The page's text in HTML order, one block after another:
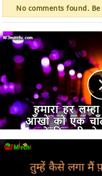
No comments found.